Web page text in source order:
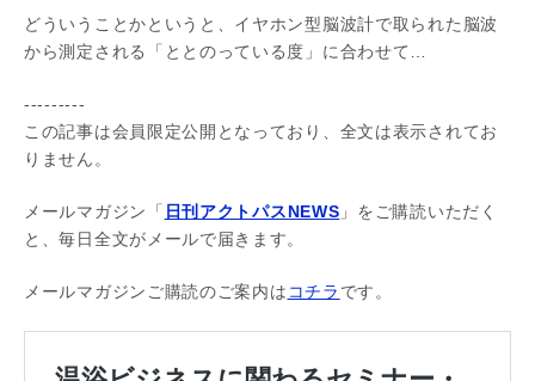
どういうことかというと、イヤホン型脳波計で取られた脳波
から測定される「ととのっている度」に合わせて…
---------
この記事は会員限定公開となっており、全文は表示されてお
りません。
メールマガジン「 日刊アクトパスNEWS 」をご購読いただく
と、毎日全文がメールで届きます。
メールマガジンご購読のご案内は コチラ です。